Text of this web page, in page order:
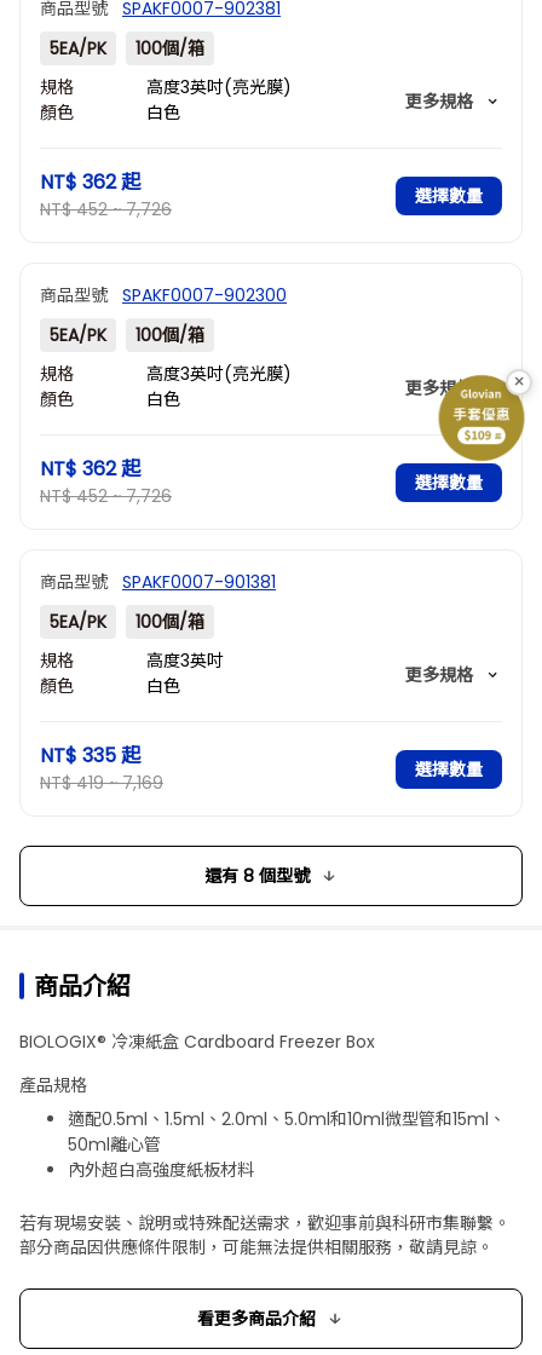
商品型號 SPAKF0007-902381
5EA/PK
100個/箱
規格
高度3英吋(亮光膜)
顏色
白色
(mm)
更多規格
NT$ 362起
NT$ 452 ~ 7,726
選擇數量
商品型號 SPAKF0007-902300
5EA/PK
100個/箱
規格
高度3英吋(亮光膜)
顏色
白色
(mm)
更多規格
NT$ 362起
NT$ 452 ~ 7,726
選擇數量
商品型號 SPAKF0007-901381
5EA/PK
100個/箱
規格
高度3英吋
顏色
白色
(mm)
更多規格
NT$ 335起
NT$ 419 ~ 7,169
選擇數量
還有 8 個型號
商品介紹
BIOLOGIX® 冷凍紙盒 Cardboard Freezer Box
產品規格
適配0.5ml、1.5ml、2.0ml、5.0ml和10ml微型管和15ml、
50ml離心管
內外超白高強度紙板材料
BIOLOGIX® 冷凍紙盒 Cardboard Freezer Box 特色
分為白色亮膜和彩色亞光膜紙冷凍盒
若有現場安裝、說明或特殊配送需求，歡迎事前與科研市集聯繫。
部分商品因供應條件限制，可能無法提供相關服務，敬請見諒。
看更多商品介紹
×